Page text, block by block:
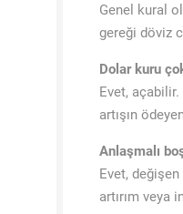
Genel kural
gereği döviz
Dolar kuru
Evet, açabilir.
artışın
Anlaşmalı
Evet,
artırım veya